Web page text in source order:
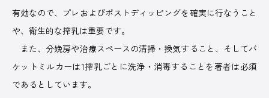
有効なので、プレおよびポストディッピングを確実に行なうこと
や、衛生的な搾乳は重要です。
また、分娩房や治療スペースの清掃・換気すること、そしてバ
ケットミルカーは1搾乳ごとに洗浄・消毒することを著者は必須
であるとしています。